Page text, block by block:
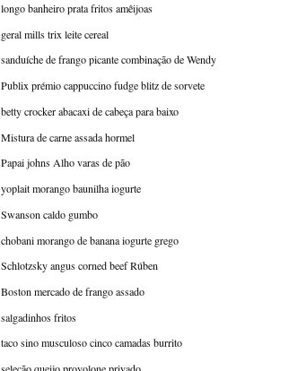
longo banheiro prata fritos amêijoas
geral mills trix leite cereal
sanduíche de frango picante combinação de Wendy
Publix prémio cappuccino fudge blitz de sorvete
betty crocker abacaxi de cabeça para baixo
Mistura de carne assada hormel
Papai johns Alho varas de pão
yoplait morango baunilha iogurte
Swanson caldo gumbo
chobani morango de banana iogurte grego
Schlotzsky angus corned beef Rúben
Boston mercado de frango assado
salgadinhos fritos
taco sino musculoso cinco camadas burrito